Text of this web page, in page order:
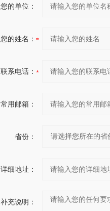
您的单位：
您的姓名：
联系电话：
常用邮箱：
省份：
详细地址：
补充说明：